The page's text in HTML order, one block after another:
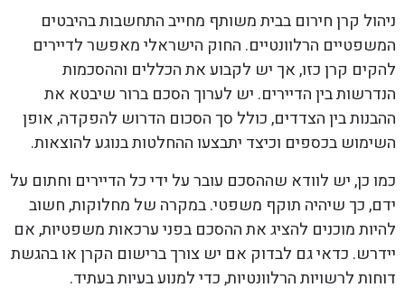
ניהול קרן חירום בבית משותף מחייב התחשבות בהיבטים
המשפטיים הרלוונטיים. החוק הישראלי מאפשר לדיירים
להקים קרן כזו, אך יש לקבוע את הכללים וההסכמות
הנדרשות בין הדיירים. יש לערוך הסכם ברור שיבטא את
ההבנות בין הצדדים, כולל סך הסכום הדרוש להפקדה, אופן
השימוש בכספים וכיצד יתבצעו ההחלטות בנוגע להוצאות.
כמו כן, יש לוודא שההסכם עובר על ידי כל הדיירים וחתום על
ידם, כך שיהיה תוקף משפטי. במקרה של מחלוקות, חשוב
להיות מוכנים להציג את ההסכם בפני ערכאות משפטיות, אם
יידרש. כדאי גם לבדוק אם יש צורך ברישום הקרן או בהגשת
דוחות לרשויות הרלוונטיות, כדי למנוע בעיות בעתיד.